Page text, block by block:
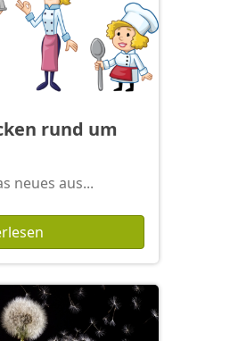
rund um
neues aus...